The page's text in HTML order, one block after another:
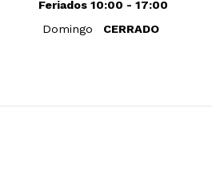
Feriados 10:00 - 17:00
Domingo
CERRADO